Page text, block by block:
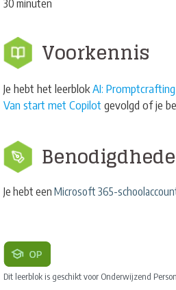
30 minuten
Voorkennis
Je hebt het leerblokAI:
Van start met Copilot gevolgd of je
Je hebt een Microsoft 365-
Dit leerblok is geschikt voor Onderwijzend